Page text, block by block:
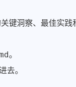
键洞察、最佳实践
。
去。